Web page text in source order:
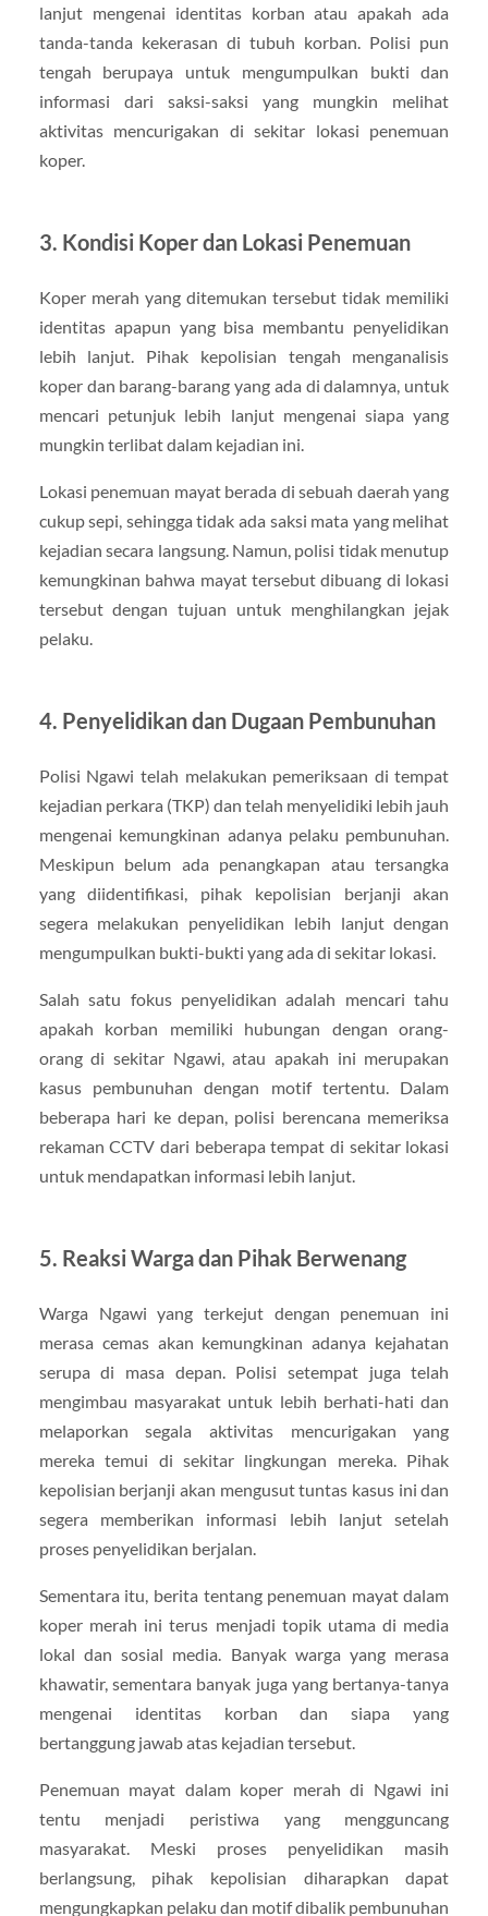
lanjut mengenai identitas korban atau apakah ada
tanda-tanda kekerasan di tubuh korban. Polisi pun
tengah berupaya untuk mengumpulkan bukti dan
informasi dari saksi-saksi yang mungkin melihat
aktivitas mencurigakan di sekitar lokasi penemuan
koper.
3. Kondisi Koper dan Lokasi Penemuan
Koper merah yang ditemukan tersebut tidak memiliki
identitas apapun yang bisa membantu penyelidikan
lebih lanjut. Pihak kepolisian tengah menganalisis
koper dan barang-barang yang ada di dalamnya, untuk
mencari petunjuk lebih lanjut mengenai siapa yang
mungkin terlibat dalam kejadian ini.
Lokasi penemuan mayat berada di sebuah daerah yang
cukup sepi, sehingga tidak ada saksi mata yang melihat
kejadian secara langsung. Namun, polisi tidak menutup
kemungkinan bahwa mayat tersebut dibuang di lokasi
tersebut dengan tujuan untuk menghilangkan jejak
pelaku.
4. Penyelidikan dan Dugaan Pembunuhan
Polisi Ngawi telah melakukan pemeriksaan di tempat
kejadian perkara (TKP) dan telah menyelidiki lebih jauh
mengenai kemungkinan adanya pelaku pembunuhan.
Meskipun belum ada penangkapan atau tersangka
yang diidentifikasi, pihak kepolisian berjanji akan
segera melakukan penyelidikan lebih lanjut dengan
mengumpulkan bukti-bukti yang ada di sekitar lokasi.
Salah satu fokus penyelidikan adalah mencari tahu
apakah korban memiliki hubungan dengan orang-
orang di sekitar Ngawi, atau apakah ini merupakan
kasus pembunuhan dengan motif tertentu. Dalam
beberapa hari ke depan, polisi berencana memeriksa
rekaman CCTV dari beberapa tempat di sekitar lokasi
untuk mendapatkan informasi lebih lanjut.
5. Reaksi Warga dan Pihak Berwenang
Warga Ngawi yang terkejut dengan penemuan ini
merasa cemas akan kemungkinan adanya kejahatan
serupa di masa depan. Polisi setempat juga telah
mengimbau masyarakat untuk lebih berhati-hati dan
melaporkan segala aktivitas mencurigakan yang
mereka temui di sekitar lingkungan mereka. Pihak
kepolisian berjanji akan mengusut tuntas kasus ini dan
segera memberikan informasi lebih lanjut setelah
proses penyelidikan berjalan.
Sementara itu, berita tentang penemuan mayat dalam
koper merah ini terus menjadi topik utama di media
lokal dan sosial media. Banyak warga yang merasa
khawatir, sementara banyak juga yang bertanya-tanya
mengenai identitas korban dan siapa yang
bertanggung jawab atas kejadian tersebut.
Penemuan mayat dalam koper merah di Ngawi ini
tentu menjadi peristiwa yang mengguncang
masyarakat. Meski proses penyelidikan masih
berlangsung, pihak kepolisian diharapkan dapat
mengungkapkan pelaku dan motif dibalik pembunuhan